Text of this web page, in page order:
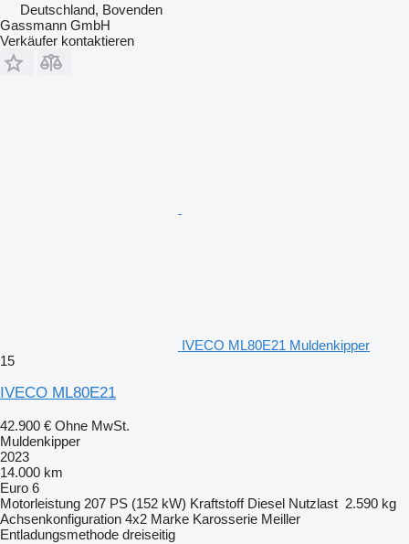
Deutschland, Bovenden
Gassmann GmbH
Verkäufer kontaktieren
IVECO ML80E21 Muldenkipper
15
IVECO ML80E21
42.900 € Ohne MwSt.
Muldenkipper
2023
14.000 km
Euro 6
Motorleistung 207 PS (152 kW) Kraftstoff Diesel Nutzlast 2.590 kg
Achsenkonfiguration 4x2 Marke Karosserie Meiller
Entladungsmethode dreiseitig